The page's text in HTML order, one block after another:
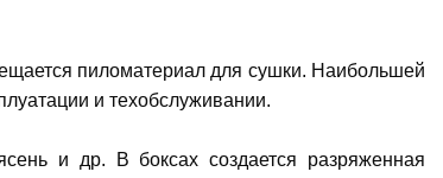
пиломатериал для сушки. Наибольшей
и техобслуживании.
и др. В боксах создается разряженная